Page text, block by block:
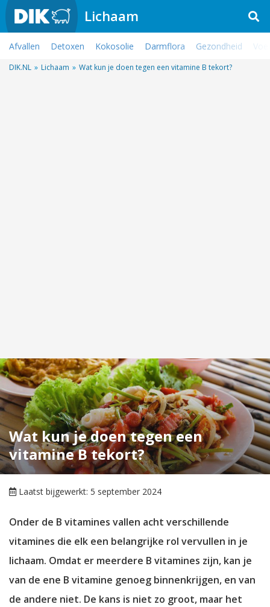
Lichaam
Afvallen Detoxen Kokosolie Darmflora Gezondheid
DIK.NL » Lichaam » Wat kun je doen tegen een vitamine B tekort?
Wat kun je doen tegen een
vitamine B tekort?
Laatst bijgewerkt: 5 september 2024
Onder de B vitamines vallen acht verschillende
vitamines die elk een belangrijke rol vervullen in je
lichaam. Omdat er meerdere B vitamines zijn, kan je
van de ene B vitamine genoeg binnenkrijgen, en van
de andere niet. De kans is niet zo groot, maar het